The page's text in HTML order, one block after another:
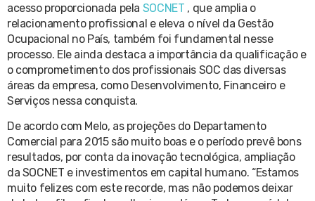
acesso proporcionada pela SOCNET , que amplia o
relacionamento profissional e eleva o nível da Gestão
Ocupacional no País, também foi fundamental nesse
processo. Ele ainda destaca a importância da qualificação e
o comprometimento dos profissionais SOC das diversas
áreas da empresa, como Desenvolvimento, Financeiro e
Serviços nessa conquista.
De acordo com Melo, as projeções do Departamento
Comercial para 2015 são muito boas e o período prevê bons
resultados, por conta da inovação tecnológica, ampliação
da SOCNET e investimentos em capital humano. “Estamos
muito felizes com este recorde, mas não podemos deixar